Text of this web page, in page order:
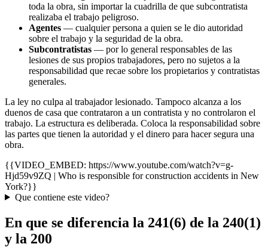
toda la obra, sin importar la cuadrilla de que subcontratista
realizaba el trabajo peligroso.
Agentes — cualquier persona a quien se le dio autoridad
sobre el trabajo y la seguridad de la obra.
Subcontratistas — por lo general responsables de las
lesiones de sus propios trabajadores, pero no sujetos a la
responsabilidad que recae sobre los propietarios y contratistas
generales.
La ley no culpa al trabajador lesionado. Tampoco alcanza a los
duenos de casa que contrataron a un contratista y no controlaron el
trabajo. La estructura es deliberada. Coloca la responsabilidad sobre
las partes que tienen la autoridad y el dinero para hacer segura una
obra.
{{VIDEO_EMBED: https://www.youtube.com/watch?v=g-
Hjd59v9ZQ | Who is responsible for construction accidents in New
York?}}
Que contiene este video?
En que se diferencia la 241(6) de la 240(1)
y la 200